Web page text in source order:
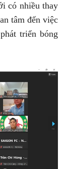
có nhiều thay
tâm đến việc
triển bóng